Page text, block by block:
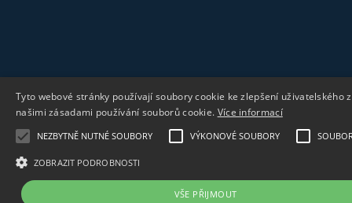
Tyto webové stránky používají soubory cookie ke zlepšení
našimi zásadami používání souborů cookie. Více informací
NEZBYTNĚ NUTNÉ SOUBORY VÝKONOVÉ SOUBORY
ZOBRAZIT PODROBNOSTI
VŠE PŘIJMOUT